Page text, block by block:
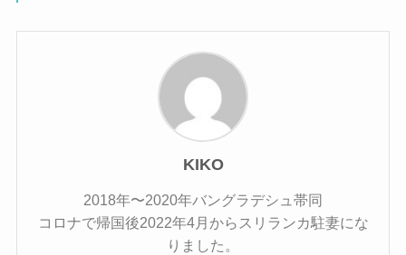
KIKO
2018年〜2020年バングラデシュ帯同
コロナで帰国後2022年4月からスリランカ駐妻にな
りました。